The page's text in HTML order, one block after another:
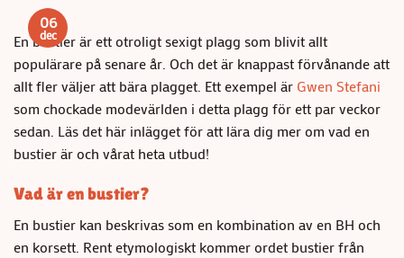
06
dec
En bustier är ett otroligt sexigt plagg som blivit allt
populärare på senare år. Och det är knappast förvånande att
allt fler väljer att bära plagget. Ett exempel är Gwen Stefani
som chockade modevärlden i detta plagg för ett par veckor
sedan. Läs det här inlägget för att lära dig mer om vad en
bustier är och vårat heta utbud!
Vad är en bustier?
En bustier kan beskrivas som en kombination av en BH och
en korsett. Rent etymologiskt kommer ordet bustier från